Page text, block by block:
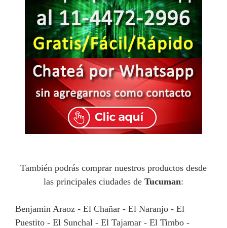
También podrás comprar nuestros productos desde
las principales ciudades de Tucuman:
Benjamin Araoz - El Chañar - El Naranjo - El
Puestito - El Sunchal - El Tajamar - El Timbo -